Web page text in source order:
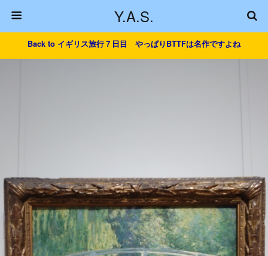
Y.A.S.
Back to イギリス旅行７日目 やっぱりBTTFは名作ですよね